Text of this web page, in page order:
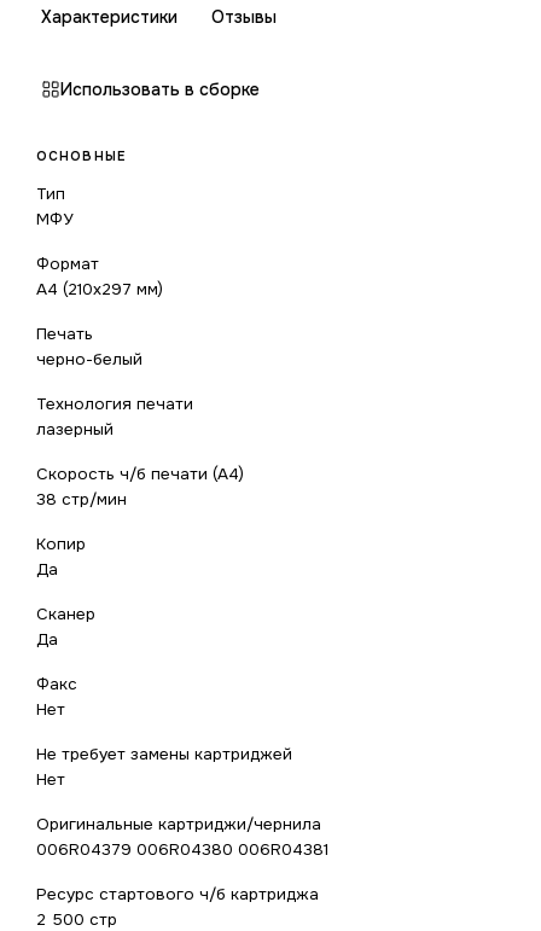
Характеристики Отзывы
Использовать в сборке
ОСНОВНЫЕ
Тип
МФУ
Формат
A4 (210x297 мм)
Печать
черно-белый
Технология печати
лазерный
Скорость ч/б печати (А4)
38 стр/мин
Копир
Да
Сканер
Да
Факс
Нет
Не требует замены картриджей
Нет
Оригинальные картриджи/чернила
006R04379 006R04380 006R04381
Ресурс стартового ч/б картриджа
2 500 стр